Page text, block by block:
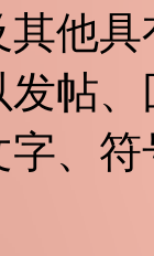
他
帖
、